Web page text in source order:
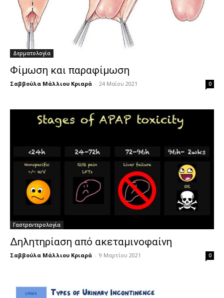
Δερματολογία
Φίμωση και παραφίμωση
Σαββούλα Μάλλιου Κριαρά - 24 Μαΐου 2021 0
Γαστρεντερολογία
Δηλητηρίαση από ακεταμινοφαίνη
Σαββούλα Μάλλιου Κριαρά - 9 Μαρτίου 2021 0